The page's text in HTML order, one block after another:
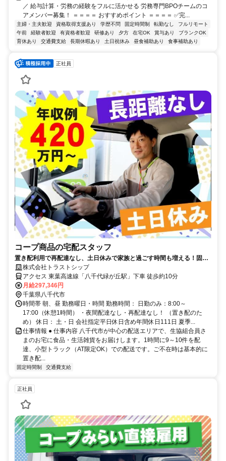
／ 給与計算・労務の経験をフルに活かせる 労務専門BPOチームのコ
アメンバー募集！ ＝＝＝＝ おすすめポイント ＝＝＝＝ ✅完...
主婦・主夫歓迎 資格取得支援あり 学歴不問 固定時間制 転勤なし
フルリモート
午前
経験者歓迎 有資格者歓迎 研修あり 夕方 在宅OK 賞与あり
ブランクOK
育休あり
交通費支給 長期休暇あり 土日祝休み 昼食補助あり 食事補助あり
正社員
コープ商品の宅配スタッフ
置き配利用で再配達なし、土日休みで家族と過ごす時間も増える！固定
ルートで未経験でも安心
株式会社トラストシップ
アクセス 東葉高速線「八千代緑が丘駅」下車 徒歩約10分
月給297,346円
千葉県八千代市
時間帯 朝、昼 勤務曜日・時間 勤務時間： 日勤のみ：8:00～
17:00（休憩1時間） ・夜間配達なし・再配達なし！ （置き配のた
め） 休日： 土・日 会社指定平日休日含め年間休日111日 夏季...
仕事情報 ● 仕事内容 八千代市が中心の配送エリアで、生協組合員さ
まのお宅に食品・生活雑貨をお届けします。1時間に9～10件を配
達、小型トラック（AT限定OK）での配送です。ご不在時は基本的に
置き配...
固定時間制 交通費支給
正社員